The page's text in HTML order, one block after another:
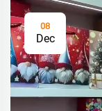
08
Dec